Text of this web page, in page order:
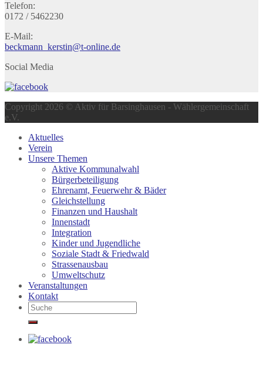
Telefon:
0172 / 5462230
E-Mail:
beckmann_kerstin@t-online.de
Social Media
Copyright 2026 © Aktiv für Barsinghausen - Wählergemeinschaft
e.V.
Aktuelles
Verein
Unsere Themen
Aktive Kommunalwahl
Bürgerbeteiligung
Ehrenamt, Feuerwehr & Bäder
Gleichstellung
Finanzen und Haushalt
Innenstadt
Integration
Kinder und Jugendliche
Soziale Stadt & Friedwald
Strassenausbau
Umweltschutz
Veranstaltungen
Kontakt